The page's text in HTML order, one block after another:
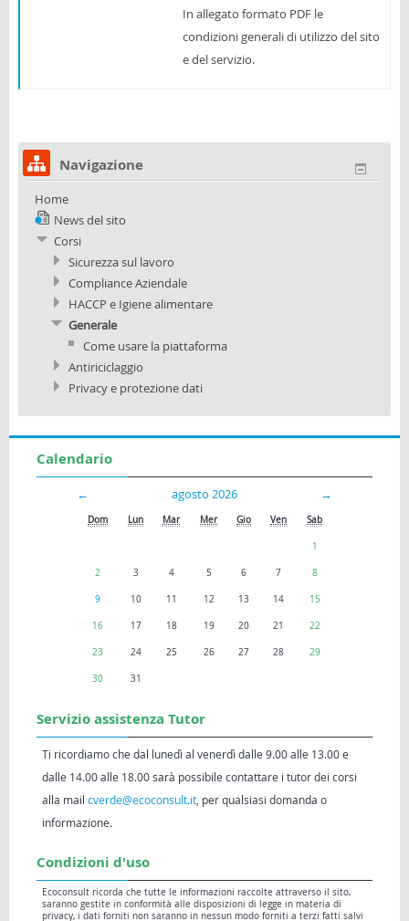
In allegato formato PDF le
condizioni generali di utilizzo del sito
e del servizio.
Navigazione
Home
News del sito
Corsi
Sicurezza sul lavoro
Compliance Aziendale
HACCP e Igiene alimentare
Generale
Come usare la piattaforma
Antiriciclaggio
Privacy e protezione dati
Calendario
← agosto 2026 →
Dom Lun Mar Mer Gio Ven Sab
1
2 3 4 5 6 7 8
9 10 11 12 13 14 15
16 17 18 19 20 21 22
23 24 25 26 27 28 29
30 31
Servizio assistenza Tutor
Ti ricordiamo che dal lunedì al venerdì dalle 9.00 alle 13.00 e
dalle 14.00 alle 18.00 sarà possibile contattare i tutor dei corsi
alla mail cverde@ecoconsult.it , per qualsiasi domanda o
informazione.
Condizioni d'uso
Ecoconsult ricorda che tutte le informazioni raccolte attraverso il sito,
saranno gestite in conformità alle disposizioni di legge in materia di
privacy, i dati forniti non saranno in nessun modo forniti a terzi fatti salvi